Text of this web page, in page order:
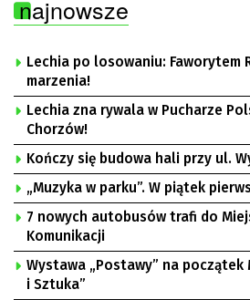
najnowsze
Lechia po losowaniu: Faworytem
marzenia!
Lechia zna rywala w Pucharze
Chorzów!
Kończy się budowa hali przy ul.
„Muzyka w parku”. W piątek
7 nowych autobusów trafi do
Komunikacji
Wystawa „Postawy” na początek
i Sztuka”